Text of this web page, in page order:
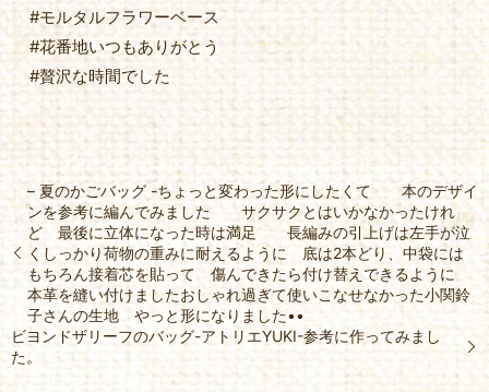
#モルタルフラワーベース
#花番地いつもありがとう️
#贅沢な時間でした
– 夏のかごバッグ -ちょっと変わった形にしたくて 本のデザイ
ンを参考に編んでみました サクサクとはいかなかったけれ
ど 最後に立体になった時は満足 長編みの引上げは左手が泣
くしっかり荷物の重みに耐えるように 底は2本どり、中袋には
もちろん接着芯を貼って 傷んできたら付け替えできるように
本革を縫い付けましたおしゃれ過ぎて使いこなせなかった小関鈴
子さんの生地 やっと形になりました••
ビヨンドザリーフのバッグ-アトリエYUKI-参考に作ってみまし
た。